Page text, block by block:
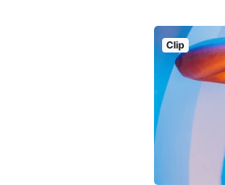
Clip